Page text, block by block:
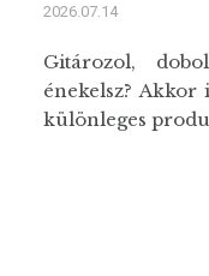
2026.07.14
Gitározol,
énekelsz? Akkor
különleges